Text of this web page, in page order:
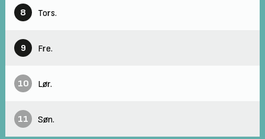
8 Tors.
9 Fre.
10 Lør.
11 Søn.